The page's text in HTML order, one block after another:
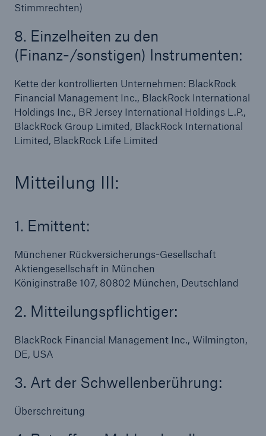
Stimmrechten)
8. Einzelheiten zu den
(Finanz-/sonstigen) Instrumenten:
Kette der kontrollierten Unternehmen: BlackRock
Financial Management Inc., BlackRock International
Holdings Inc., BR Jersey International Holdings L.P.,
BlackRock Group Limited, BlackRock International
Limited, BlackRock Life Limited
Mitteilung III:
1. Emittent:
Münchener Rückversicherungs-Gesellschaft
Aktiengesellschaft in München
Königinstraße 107, 80802 München, Deutschland
2. Mitteilungspflichtiger:
BlackRock Financial Management Inc., Wilmington,
DE, USA
3. Art der Schwellenberührung:
Überschreitung
Cyber-Lösungen von Munich Re
Navigation schließen oder Escape-Taste drücken
Home
Risiken
Lösungen